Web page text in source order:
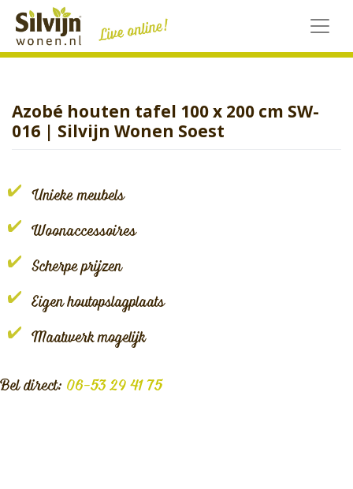
Skip
content
Azobé houten tafel 100 x 200 cm SW-
016 | Silvijn Wonen Soest
Unieke meubels
Woonaccessoires
Scherpe prijzen
Eigen houtopslagplaats
Maatwerk mogelijk
Bel direct: 06-53 29 41 75